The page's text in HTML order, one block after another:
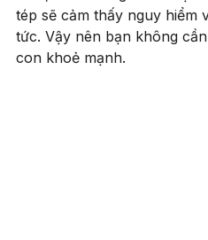
tép sẽ cảm thấy nguy hiểm
tức. Vậy nên bạn không
con khoẻ mạnh.